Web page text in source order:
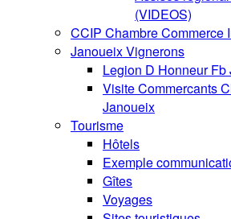
(VIDEOS)
CCIP Chambre Commerce
Janoueix Vignerons
Legion D Honneur Fb
Visite Commercants
Janoueix
Tourisme
Hôtels
Exemple
Gîtes
Voyages